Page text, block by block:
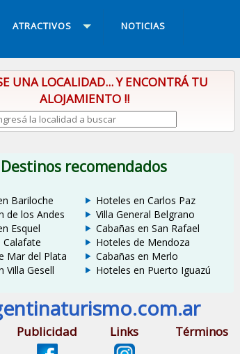
ATRACTIVOS NOTICIAS
UNA LOCALIDAD... Y ENCONTRÁ TU
ALOJAMIENTO !!
Destinos recomendados
Bariloche
de los Andes
Esquel
Calafate
Mar del Plata
Villa Gesell
Hoteles en Carlos Paz
Villa General Belgrano
Cabañas en San Rafael
Hoteles de Mendoza
Cabañas en Merlo
Hoteles en Puerto Iguazú
Publicidad Links Términos